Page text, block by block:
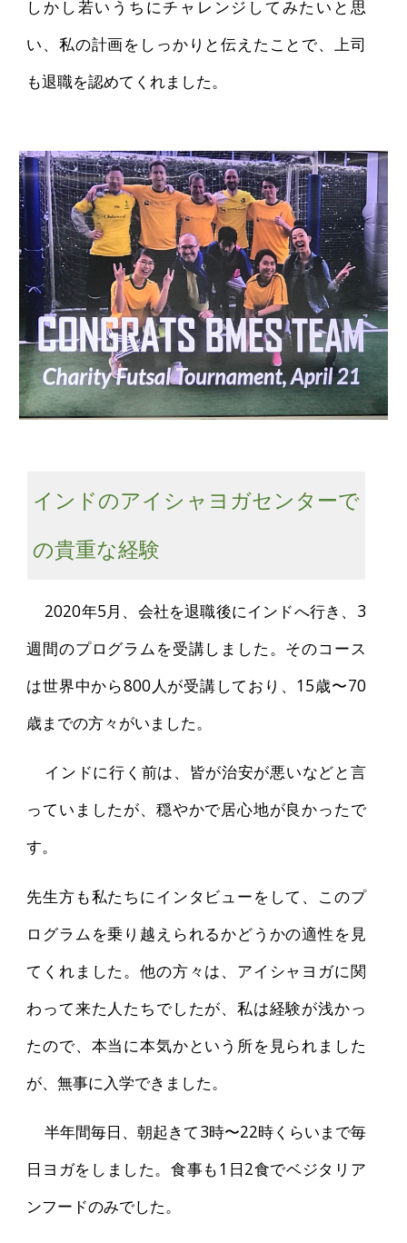
しかし若いうちにチャレンジしてみたいと思
い、私の計画をしっかりと伝えたことで、上司
も退職を認めてくれました。
インドのアイシャヨガセンターで
の貴重な経験
2020年5月、会社を退職後にインドへ行き、3
週間のプログラムを受講しました。そのコース
は世界中から800人が受講しており、15歳〜70
歳までの方々がいました。
インドに行く前は、皆が治安が悪いなどと言
っていましたが、穏やかで居心地が良かったで
す。
先生方も私たちにインタビューをして、このプ
ログラムを乗り越えられるかどうかの適性を見
てくれました。他の方々は、アイシャヨガに関
わって来た人たちでしたが、私は経験が浅かっ
たので、本当に本気かという所を見られました
が、無事に入学できました。
半年間毎日、朝起きて3時〜22時くらいまで毎
日ヨガをしました。食事も1日2食でベジタリア
ンフードのみでした。